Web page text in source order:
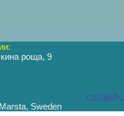
роща, 9
195 60 Marsta,